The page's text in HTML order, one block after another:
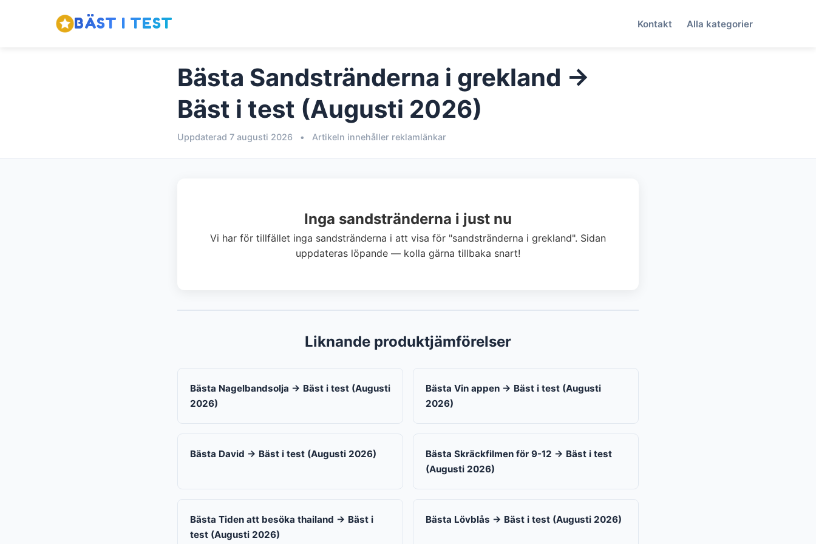
BÄST I TEST Kontakt Alla kategorier
Bästa Sandstränderna i grekland →
Bäst i test (Augusti 2026)
Uppdaterad 7 augusti 2026 • Artikeln innehåller reklamlänkar
Inga sandstränderna i just nu
Vi har för tillfället inga sandstränderna i att visa för "sandstränderna i grekland". Sidan
uppdateras löpande — kolla gärna tillbaka snart!
Liknande produktjämförelser
Bästa Nagelbandsolja → Bäst i test (Augusti
2026)
Bästa Vin appen → Bäst i test (Augusti
2026)
Bästa David → Bäst i test (Augusti 2026)
Bästa Skräckfilmen för 9-12 → Bäst i test
(Augusti 2026)
Bästa Tiden att besöka thailand → Bäst i
test (Augusti 2026)
Bästa Lövblås → Bäst i test (Augusti 2026)